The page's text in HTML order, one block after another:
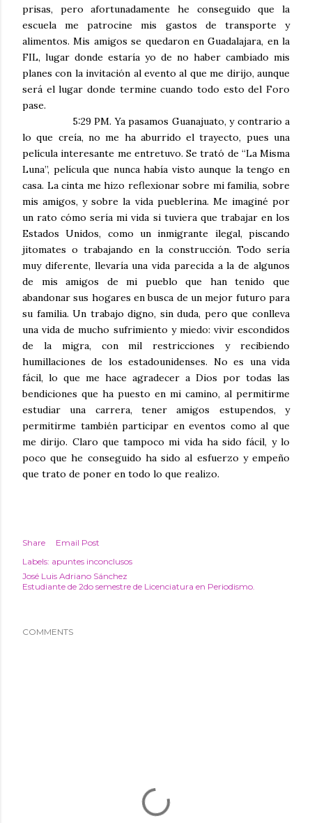
prisas, pero afortunadamente he conseguido que la
escuela me patrocine mis gastos de transporte y
alimentos. Mis amigos se quedaron en Guadalajara, en la
FIL, lugar donde estaría yo de no haber cambiado mis
planes con la invitación al evento al que me dirijo, aunque
será el lugar donde termine cuando todo esto del Foro
pase.
5:29 PM. Ya pasamos Guanajuato, y contrario a
lo que creía, no me ha aburrido el trayecto, pues una
película interesante me entretuvo. Se trató de “La Misma
Luna”, película que nunca había visto aunque la tengo en
casa. La cinta me hizo reflexionar sobre mi familia, sobre
mis amigos, y sobre la vida pueblerina. Me imaginé por
un rato cómo sería mi vida si tuviera que trabajar en los
Estados Unidos, como un inmigrante ilegal, piscando
jitomates o trabajando en la construcción. Todo sería
muy diferente, llevaría una vida parecida a la de algunos
de mis amigos de mi pueblo que han tenido que
abandonar sus hogares en busca de un mejor futuro para
su familia. Un trabajo digno, sin duda, pero que conlleva
una vida de mucho sufrimiento y miedo: vivir escondidos
de la migra, con mil restricciones y recibiendo
humillaciones de los estadounidenses. No es una vida
fácil, lo que me hace agradecer a Dios por todas las
bendiciones que ha puesto en mi camino, al permitirme
estudiar una carrera, tener amigos estupendos, y
permitirme también participar en eventos como al que
me dirijo. Claro que tampoco mi vida ha sido fácil, y lo
poco que he conseguido ha sido al esfuerzo y empeño
que trato de poner en todo lo que realizo.
Share
Email Post
Labels: apuntes inconclusos
José Luis Adriano Sánchez
Estudiante de 2do semestre de Licenciatura en Periodismo.
COMMENTS